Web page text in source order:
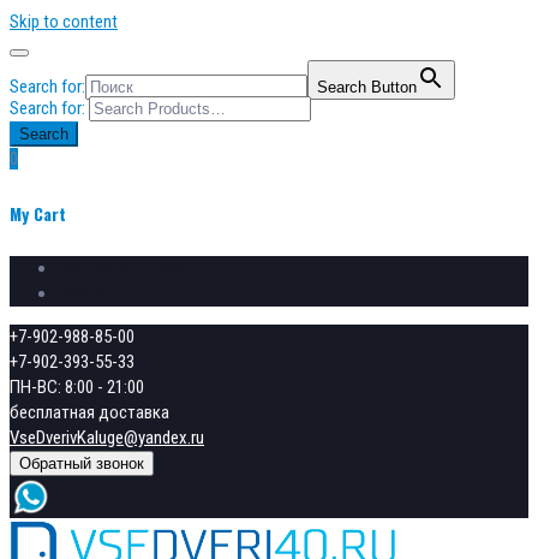
Skip to content
Search for: Search Button
Search for:
Search
0
My Cart
+7-902-988-85-00
+7-902-393-55-33
ПН-ВС: 8:00 - 21:00
бесплатная доставка
VseDverivKaluge@yandex.ru
Обратный звонок